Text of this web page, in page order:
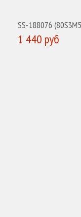
SS-188076
1 440 руб